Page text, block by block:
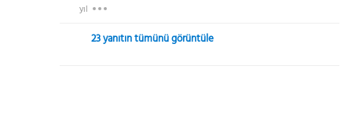
yıl
23 yanıtın tümünü görüntüle